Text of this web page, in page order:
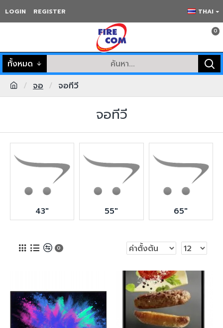
LOGIN REGISTER THAI
0
ทั้งหมด
จอ
จอทีวี
จอทีวี
43" 55" 65"
0